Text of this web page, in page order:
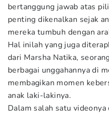
bertanggung jawab atas
penting dikenalkan sejak
mereka tumbuh dengan
Hal inilah yang juga
dari Marsha Natika,
berbagai unggahannya di
membagikan momen
anak laki-lakinya.
Dalam salah satu